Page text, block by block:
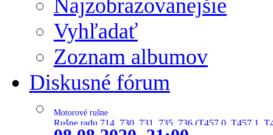
Najzobrazovanejšie
Vyhľadať
Zoznam albumov
Diskusné fórum
Motorové rušne
Rušne radu 714, 730, 731, 735, 736 (T457.0, T457.1,